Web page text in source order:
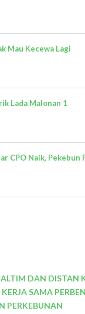
Mau Kecewa Lagi
Lada Malonan 1
CPO Naik, Pekebun
DAN DISTAN
SAMA
PERKEBUNAN